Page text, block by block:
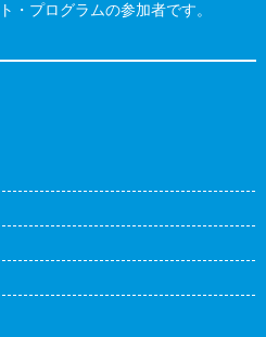
・プログラムの参加者です。